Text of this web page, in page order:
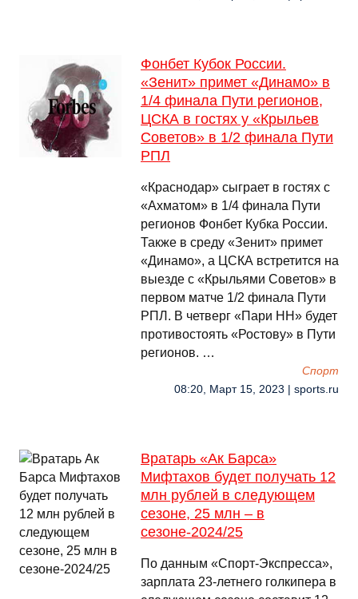
Фонбет Кубок России.
«Зенит» примет «Динамо» в
1/4 финала Пути регионов,
ЦСКА в гостях у «Крыльев
Советов» в 1/2 финала Пути
РПЛ
«Краснодар» сыграет в гостях с
«Ахматом» в 1/4 финала Пути
регионов Фонбет Кубка России.
Также в среду «Зенит» примет
«Динамо», а ЦСКА встретится на
выезде с «Крыльями Советов» в
первом матче 1/2 финала Пути
РПЛ. В четверг «Пари НН» будет
противостоять «Ростову» в Пути
регионов. …
Спорт
08:20, Март 15, 2023 | sports.ru
Вратарь «Ак Барса»
Мифтахов будет получать 12
млн рублей в следующем
сезоне, 25 млн – в
сезоне-2024/25
По данным «Спорт-Экспресса»,
зарплата 23-летнего голкипера в